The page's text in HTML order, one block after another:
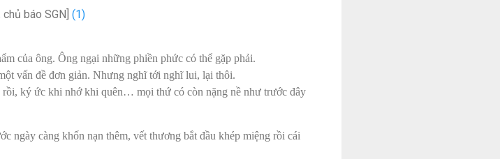
báo SGN] (1)
của ông. Ông ngại những phiền phức có thể gặp phải.
vấn đề đơn giản. Nhưng nghĩ tới nghĩ lui, lại thôi.
ký ức khi nhớ khi quên… mọi thứ có còn nặng nề như trước đây
ngày càng khốn nạn thêm, vết thương bắt đầu khép miệng rồi cái